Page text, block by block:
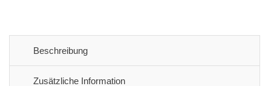
Beschreibung
Zusätzliche Information